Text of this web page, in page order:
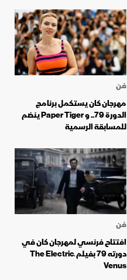
فن
مهرجان كان يستكمل برنامج
الدورة 79.. و Paper Tiger ينضم
للمسابقة الرسمية
فن
افتتاح فرنسي لمهرجان كان في
دورته 79 بفيلم ـThe Electric
Venus